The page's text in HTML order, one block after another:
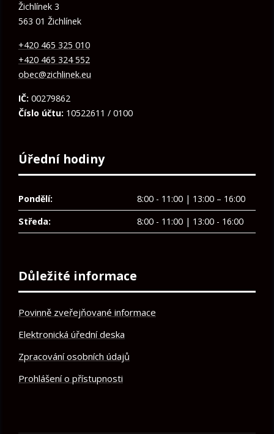
Žichlínek 3
563 01 Žichlínek
+420 465 325 010
+420 465 324 552
obec@zichlinek.eu
IČ: 00279862
Číslo účtu: 10522611 / 0100
Úřední hodiny
Pondělí:
8:00 - 11:00 | 13:00 – 16:00
Středa:
8:00 - 11:00 | 13:00 - 16:00
Důležité informace
Povinně zveřejňované informace
Elektronická úřední deska
Zpracování osobních údajů
Prohlášení o přístupnosti